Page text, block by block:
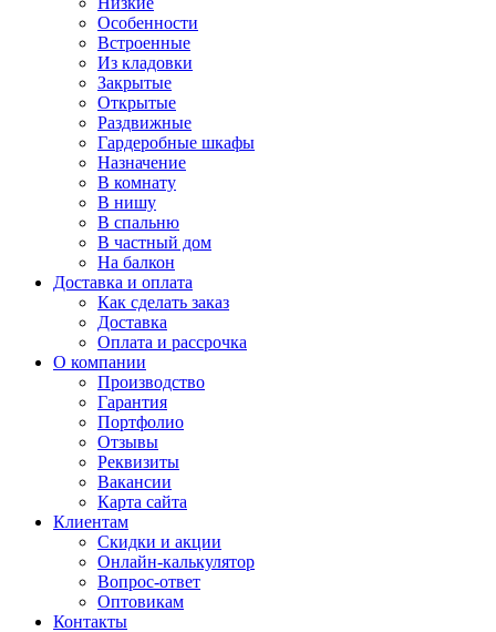
Особенности
Встроенные
Из кладовки
Закрытые
Открытые
Раздвижные
Гардеробные шкафы
Назначение
В комнату
В нишу
В спальню
В частный дом
На балкон
Доставка и оплата
Как сделать заказ
Доставка
Оплата и рассрочка
О компании
Производство
Гарантия
Портфолио
Отзывы
Реквизиты
Вакансии
Карта сайта
Клиентам
Скидки и акции
Онлайн-калькулятор
Вопрос-ответ
Оптовикам
Контакты